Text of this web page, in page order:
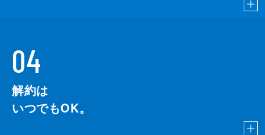
04
解約は
いつでもOK。